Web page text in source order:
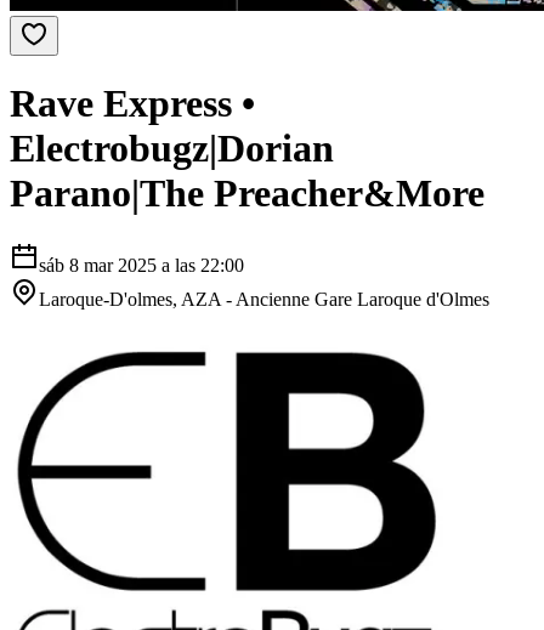
Rave Express •
Electrobugz|Dorian
Parano|The Preacher&More
sáb 8 mar 2025 a las 22:00
Laroque-D'olmes, AZA - Ancienne Gare Laroque d'Olmes